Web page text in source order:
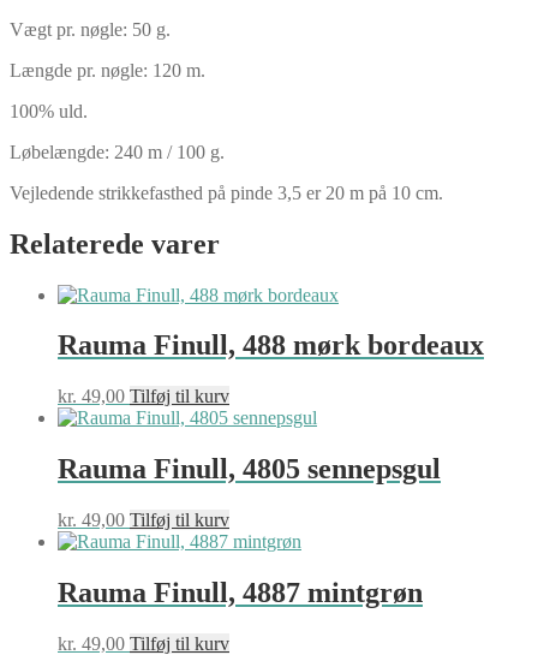
Vægt pr. nøgle: 50 g.
Længde pr. nøgle: 120 m.
100% uld.
Løbelængde: 240 m / 100 g.
Vejledende strikkefasthed på pinde 3,5 er 20 m på 10 cm.
Relaterede varer
Rauma Finull, 488 mørk bordeaux
kr. 49,00 Tilføj til kurv
Rauma Finull, 4805 sennepsgul
kr. 49,00 Tilføj til kurv
Rauma Finull, 4887 mintgrøn
kr. 49,00 Tilføj til kurv